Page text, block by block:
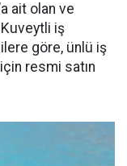
ait olan ve
iş
göre, ünlü iş
için resmi satın